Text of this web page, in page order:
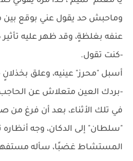
وماحبش حد يقول عني بوقع
عنفه بغلظةٍ، وقد ظهر عليه تأثير
-كنت تقول.
أسبل "محرز" عينيه، وعلق
-بردك العين متعلاش عن
في تلك الأثناء، بعد أن فرغ من
"سلطان" إلى الدكان، وجه أنظاره
المستشاط غضبًا، سأله